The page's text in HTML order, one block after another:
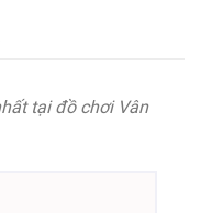
tại đồ chơi Vân